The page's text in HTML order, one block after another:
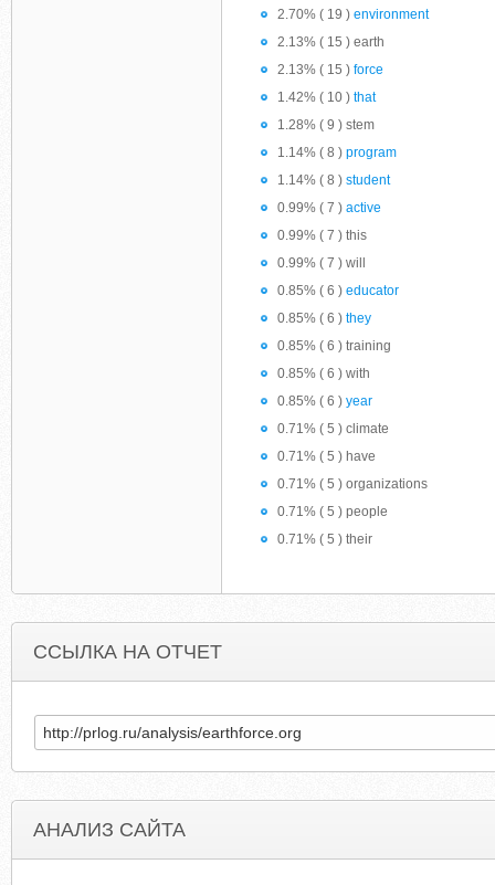
2.70% ( 19 ) environment
2.13% ( 15 ) earth
2.13% ( 15 ) force
1.42% ( 10 ) that
1.28% ( 9 ) stem
1.14% ( 8 ) program
1.14% ( 8 ) student
0.99% ( 7 ) active
0.99% ( 7 ) this
0.99% ( 7 ) will
0.85% ( 6 ) educator
0.85% ( 6 ) they
0.85% ( 6 ) training
0.85% ( 6 ) with
0.85% ( 6 ) year
0.71% ( 5 ) climate
0.71% ( 5 ) have
0.71% ( 5 ) organizations
0.71% ( 5 ) people
0.71% ( 5 ) their
ССЫЛКА НА ОТЧЕТ
АНАЛИЗ САЙТА